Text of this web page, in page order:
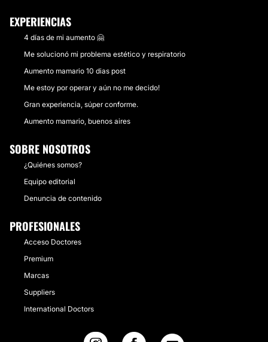
EXPERIENCIAS
4 días de mi aumento 🤗
Me solucionó mi problema estético y respiratorio
Aumento mamario 10 dias post
Me estoy por operar y aún no me decido!
Gran experiencia, súper conforme.
Aumento mamario, buenos aires
SOBRE NOSOTROS
¿Quiénes somos?
Equipo editorial
Denuncia de contenido
PROFESIONALES
Acceso Doctores
Premium
Marcas
Suppliers
International Doctors